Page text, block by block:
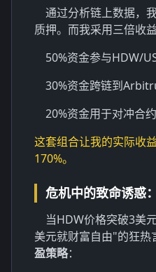
通过分析链上数据，
质押。而我采用三倍收益
50%资金参与HDW/
30%资金跨链到
20%资金用于对冲合
这套组合让我的实际收
170%。
危机中的致命诱惑
当HDW价格突破3美
美元就财富自由"的狂热
盈策略：